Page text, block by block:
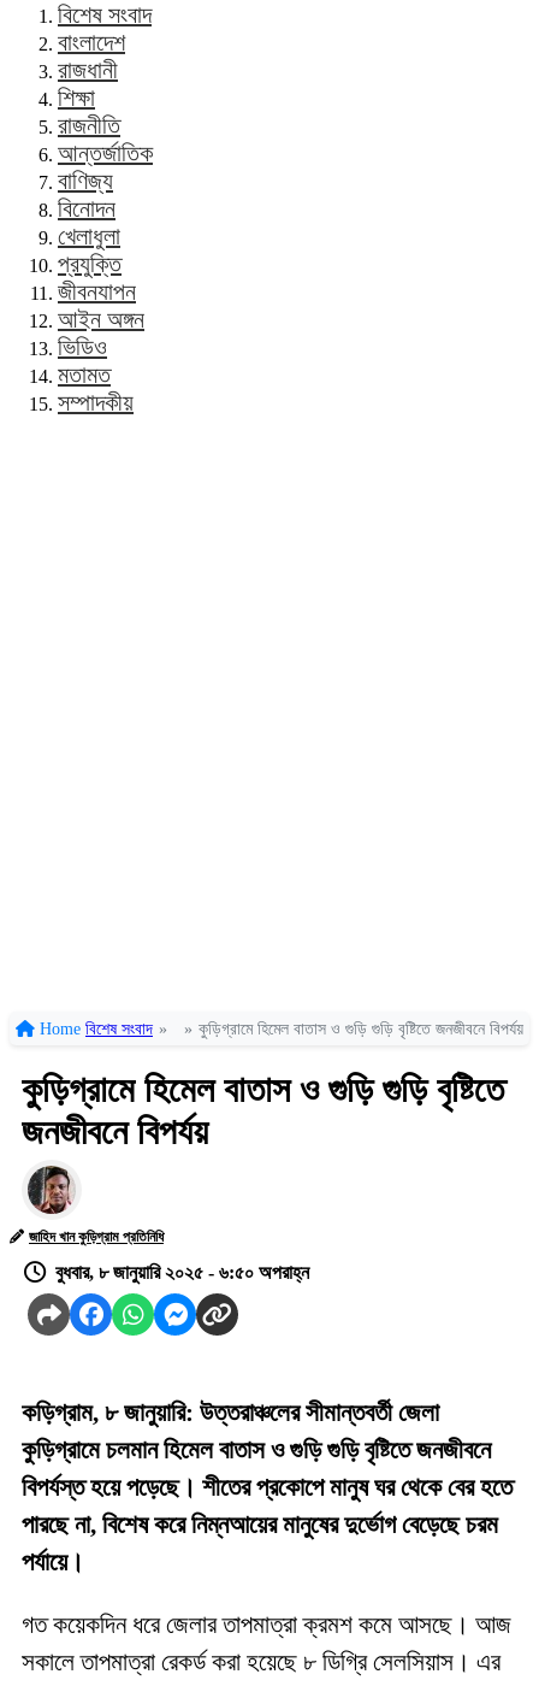
বিশেষ সংবাদ
বাংলাদেশ
রাজধানী
শিক্ষা
রাজনীতি
আন্তর্জাতিক
বাণিজ্য
বিনোদন
খেলাধুলা
প্রযুক্তি
জীবনযাপন
আইন অঙ্গন
ভিডিও
মতামত
সম্পাদকীয়
Home বিশেষ সংবাদ » » কুড়িগ্রামে হিমেল বাতাস ও গুড়ি গুড়ি বৃষ্টিতে জনজীবনে বিপর্যয়
কুড়িগ্রামে হিমেল বাতাস ও গুড়ি গুড়ি বৃষ্টিতে
জনজীবনে বিপর্যয়
জাহিদ খান কুড়িগ্রাম প্রতিনিধি
বুধবার, ৮ জানুয়ারি ২০২৫ - ৬:৫০ অপরাহ্ন
কড়িগ্রাম, ৮ জানুয়ারি: উত্তরাঞ্চলের সীমান্তবর্তী জেলা
কুড়িগ্রামে চলমান হিমেল বাতাস ও গুড়ি গুড়ি বৃষ্টিতে জনজীবনে
বিপর্যস্ত হয়ে পড়েছে। শীতের প্রকোপে মানুষ ঘর থেকে বের হতে
পারছে না, বিশেষ করে নিম্নআয়ের মানুষের দুর্ভোগ বেড়েছে চরম
পর্যায়ে।
গত কয়েকদিন ধরে জেলার তাপমাত্রা ক্রমশ কমে আসছে। আজ
সকালে তাপমাত্রা রেকর্ড করা হয়েছে ৮ ডিগ্রি সেলসিয়াস। এর